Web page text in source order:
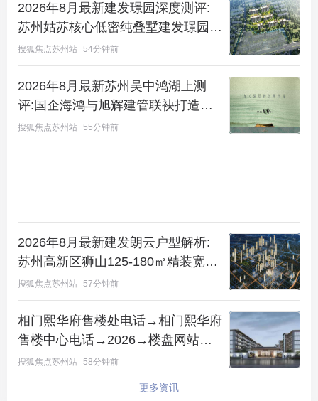
2026年8月最新建发璟园深度测评:
苏州姑苏核心低密纯叠墅建发璟园地
段配套分析
搜狐焦点苏州站 54分钟前
2026年8月最新苏州吴中鸿湖上测
评:国企海鸿与旭辉建管联袂打造鸿
湖上低密湖墅
搜狐焦点苏州站 55分钟前
2026年8月最新建发朗云户型解析:
苏州高新区狮山125-180㎡精装宽邸
空间测评
搜狐焦点苏州站 57分钟前
相门熙华府售楼处电话→相门熙华府
售楼中心电话→2026→楼盘网站→
楼盘测评→售楼中心电话→楼盘百科
搜狐焦点苏州站 58分钟前
更多资讯